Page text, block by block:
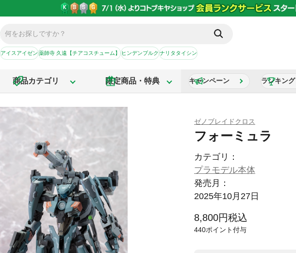
アイスアイゼン薬師寺 久遠【チアコスチューム】ヒンデンブルクナリタタイシン
商品カテゴリ 限定商品・特典 キャンペーン ランキング
ゼノブレイドクロス
フォーミュラ
カテゴリ：
プラモデル本体
発売月：
2025年10月27日
8,800円税込
440ポイント付与